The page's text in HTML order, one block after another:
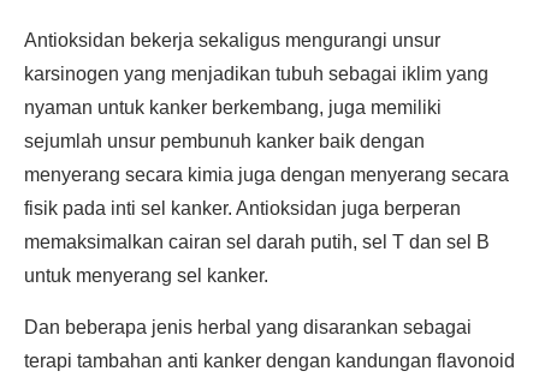
Antioksidan bekerja sekaligus mengurangi unsur
karsinogen yang menjadikan tubuh sebagai iklim yang
nyaman untuk kanker berkembang, juga memiliki
sejumlah unsur pembunuh kanker baik dengan
menyerang secara kimia juga dengan menyerang secara
fisik pada inti sel kanker. Antioksidan juga berperan
memaksimalkan cairan sel darah putih, sel T dan sel B
untuk menyerang sel kanker.
Dan beberapa jenis herbal yang disarankan sebagai
terapi tambahan anti kanker dengan kandungan flavonoid